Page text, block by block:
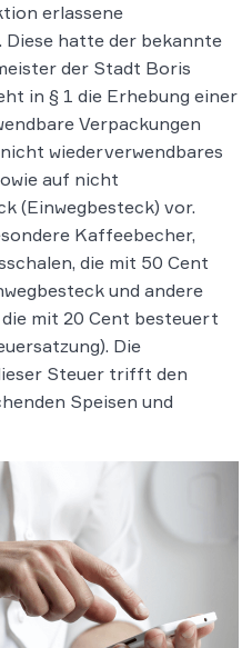
erlassene
Diese hatte der bekannte
der Stadt Boris
in § 1 die Erhebung einer
Verpackungen
wiederverwendbares
auf nicht
(Einwegbesteck) vor.
Kaffeebecher,
die mit 50 Cent
und andere
mit 20 Cent besteuert
Die
Steuer trifft den
Speisen und